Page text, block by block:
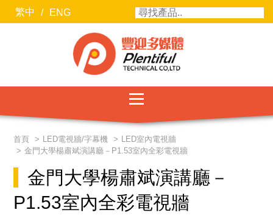
繁中 / ENG
服務項目
最新消息
聯絡我們
關於豐迎
首頁 LED電視牆/字幕機
LED室內電視牆
金門大學楊肅斌演講廳－P1.53室內全彩電視牆
金門大學楊肅斌演講廳－
P1.53室內全彩電視牆